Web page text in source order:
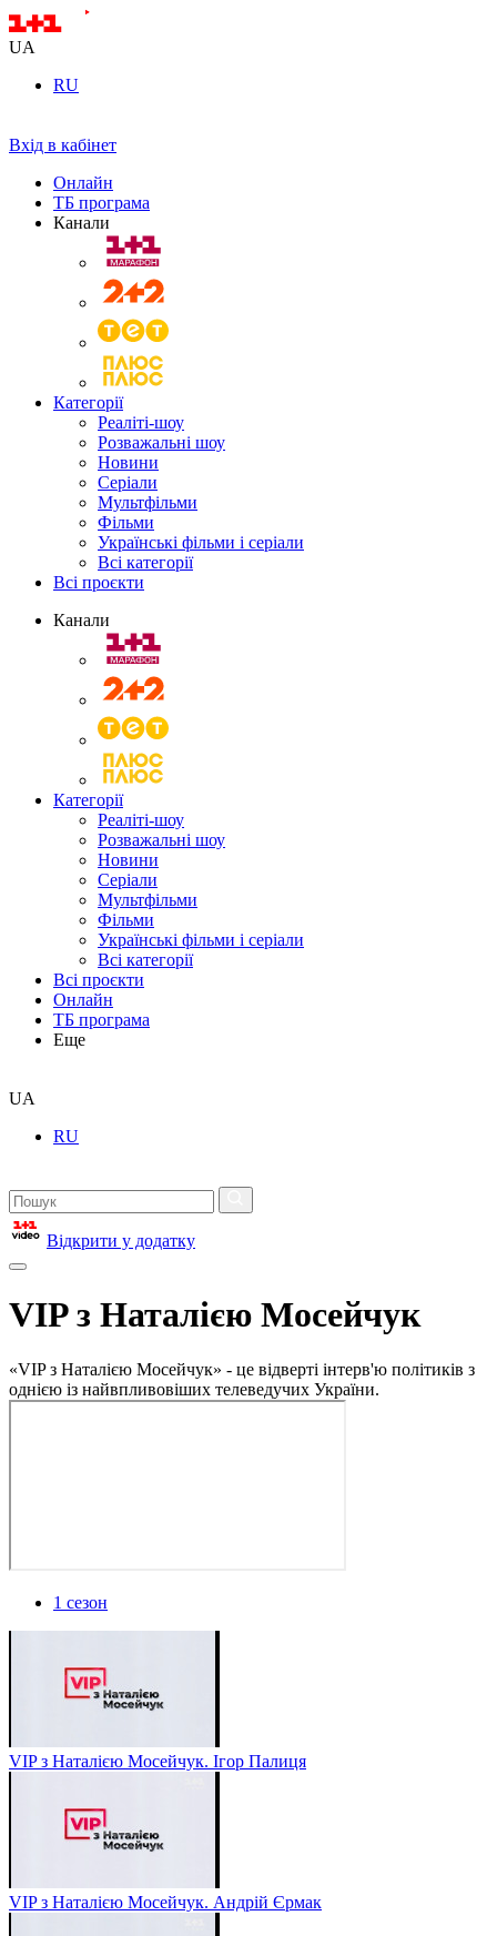
UA
RU
Вхід в кабінет
Онлайн
ТБ програма
Канали
Категорії
Реаліті-шоу
Розважальні шоу
Новини
Серіали
Мультфільми
Фільми
Українські фільми і серіали
Всі категорії
Всі проєкти
Канали
Категорії
Реаліті-шоу
Розважальні шоу
Новини
Серіали
Мультфільми
Фільми
Українські фільми і серіали
Всі категорії
Всі проєкти
Онлайн
ТБ програма
Еще
UA
RU
Відкрити у додатку
VIP з Наталією Мосейчук
«VIP з Наталією Мосейчук» - це відверті інтерв'ю політиків з
однією із найвпливовіших телеведучих України.
1 сезон
VIP з Наталією Мосейчук. Ігор Палиця
VIP з Наталією Мосейчук. Андрій Єрмак